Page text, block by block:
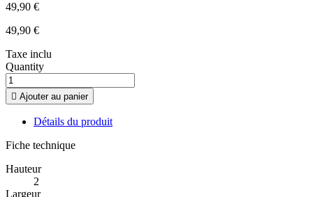
49,90 €
49,90 €
Taxe inclu
Quantity
 Ajouter au panier
Détails du produit
Fiche technique
Hauteur
2
Largeur